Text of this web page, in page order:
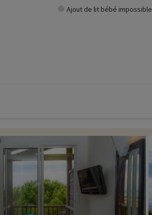
Ajout de lit bébé impossible